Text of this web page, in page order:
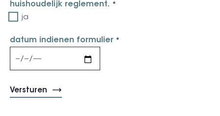
huishoudelijk reglement.
ja
datum indienen formulier